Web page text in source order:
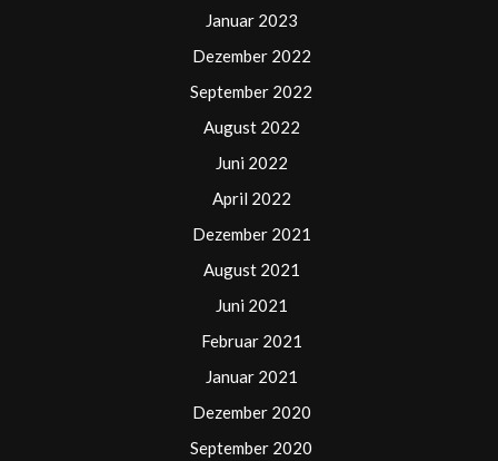
Januar 2023
Dezember 2022
September 2022
August 2022
Juni 2022
April 2022
Dezember 2021
August 2021
Juni 2021
Februar 2021
Januar 2021
Dezember 2020
September 2020